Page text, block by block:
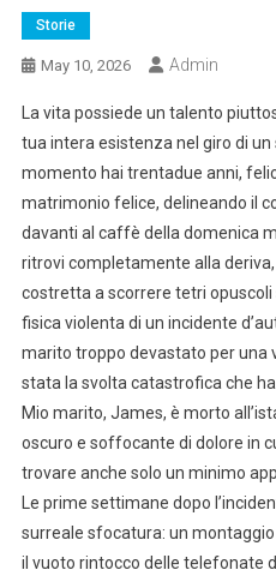
Storie
May 10, 2026 Admin
La vita possiede un talento
tua intera esistenza nel giro di
momento hai trentadue anni,
matrimonio felice, delineando il
davanti al caffè della domenica
ritrovi completamente alla
costretta a scorrere tetri
fisica violenta di un incidente
marito troppo devastato per una
stata la svolta catastrofica che
Mio marito, James, è morto
oscuro e soffocante di dolore in
trovare anche solo un minimo
Le prime settimane dopo
surreale sfocatura: un
il vuoto rintocco delle telefonate